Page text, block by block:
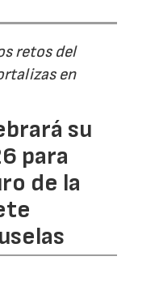
retos del
en
su
para
de la